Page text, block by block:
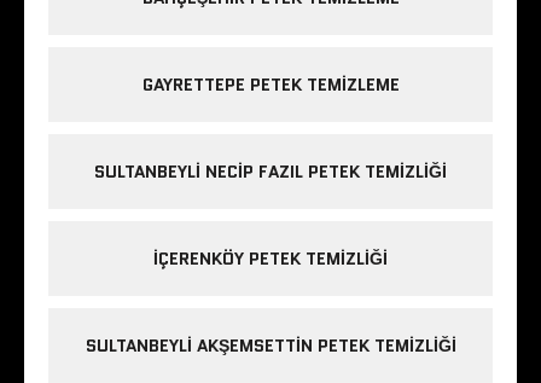
GAYRETTEPE PETEK TEMIZLEME
SULTANBEYLI NECIP FAZIL PETEK TEMIZLIĞI
IÇERENKÖY PETEK TEMIZLIĞI
SULTANBEYLI AKŞEMSETTIN PETEK TEMIZLIĞI